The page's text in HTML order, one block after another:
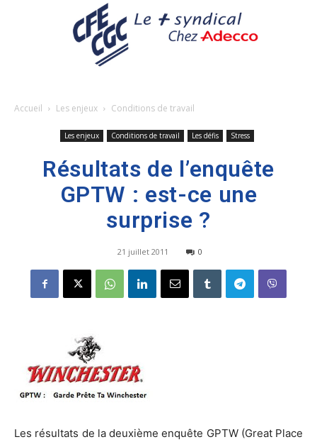
Accueil Les enjeux Conditions de travail
Les enjeux Conditions de travail Les défis Stress
Résultats de l’enquête
GPTW : est-ce une
surprise ?
21 juillet 2011 0
Les résultats de la deuxième enquête GPTW (Great Place